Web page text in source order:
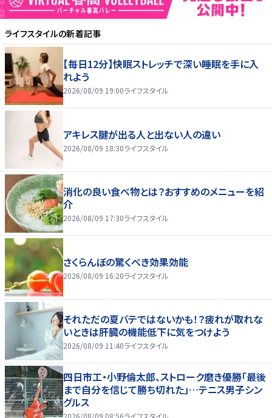
ライフスタイルの新着記事
【毎日12分】快眠ストレッチで深い睡眠を手に入
れよう
2026/08/09 19:00ライフスタイル
アキレス腱が出る人と出ない人の違い
2026/08/09 18:30ライフスタイル
消化の良い食べ物とは？おすすめのメニューを紹
介
2026/08/09 17:30ライフスタイル
さくらんぼの驚くべき効果効能
2026/08/09 16:20ライフスタイル
それただの夏バテではないかも！？疲れが取れな
いときは肝臓の機能低下に気をつけよう
2026/08/09 11:40ライフスタイル
四日市工・小野倫太郎、ストローク磨き優勝「最後
まで自分を信じて勝ち切れた」…テニス男子シン
グルス
2026/08/09 08:56ライフスタイル